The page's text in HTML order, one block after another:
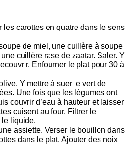
les carottes en quatre dans le sens
de miel, une cuillère à soupe
cuillère rase de zaatar. Saler. Y
Enfourner le plat pour 30 à
Y mettre à suer le vert de
Une fois que les légumes ont
couvrir d’eau à hauteur et laisser
cuisent au four. Filtrer le
le liquide.
assiette. Verser le bouillon dans
dans le plat. Ajouter des noix